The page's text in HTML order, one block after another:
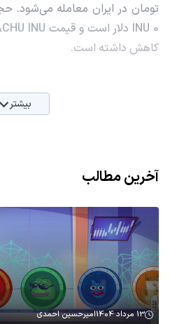
کاهش داشته است.
بیشتر
آخرین مطالب
13 مرداد 1404 امیرحسین احمدی